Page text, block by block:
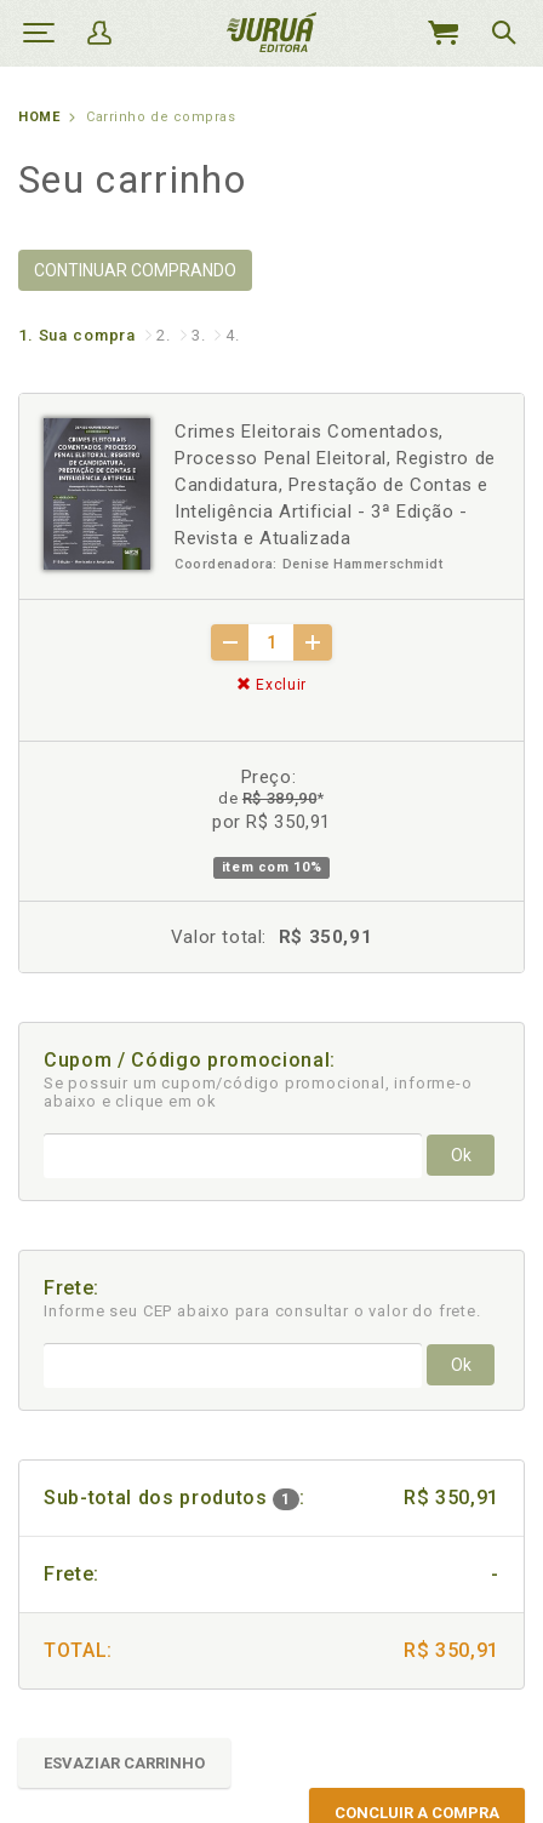
MEU
HOME Carrinho de compras
Seu carrinho
CONTINUAR COMPRANDO
1. Sua compra 2. 3. 4.
Crimes Eleitorais Comentados,
Processo Penal Eleitoral, Registro de
Candidatura, Prestação de Contas e
Inteligência Artificial - 3ª Edição -
Revista e Atualizada
Coordenadora: Denise Hammerschmidt
Excluir
Preço:
deR$ 389,90*
por R$ 350,91
item com 10%
Valor total: R$ 350,91
Cupom / Código promocional:
Se possuir um cupom/código promocional, informe-o
abaixo e clique em ok
Ok
Frete:
Informe seu CEP abaixo para consultar o valor do frete.
Ok
Sub-total dos produtos 1 : R$ 350,91
Frete: -
TOTAL: R$ 350,91
ESVAZIAR CARRINHO
CONCLUIR A COMPRA